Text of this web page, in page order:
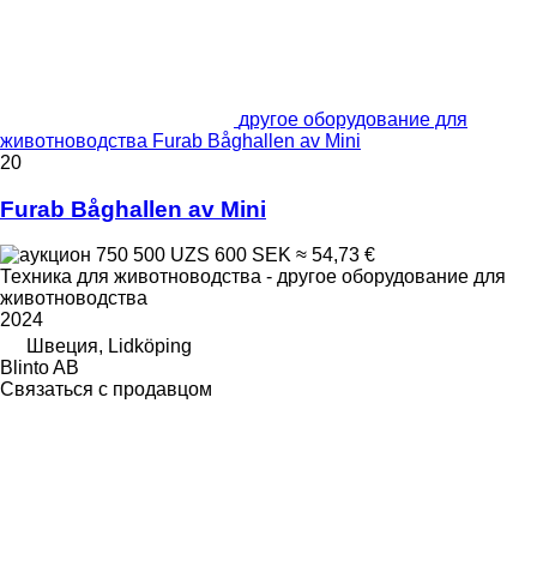
другое оборудование для
животноводства Furab Båghallen av Mini
20
Furab Båghallen av Mini
750 500 UZS 600 SEK ≈ 54,73 €
Техника для животноводства - другое оборудование для
животноводства
2024
Швеция, Lidköping
Blinto AB
Связаться с продавцом